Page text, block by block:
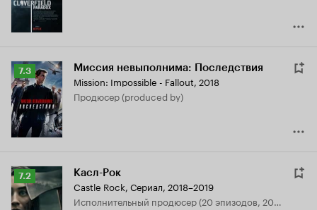
Рейтинг
Кинопоиска
7.3
7.3 Миссия невыполнима: Последствия
Mission: Impossible - Fallout, 2018
продюсер (produced by)
Рейтинг
Кинопоиска
7.2
7.2 Касл-Рок
Castle Rock, Сериал, 2018–2019
исполнительный продюсер (20 эпизодов, 2018-2019)